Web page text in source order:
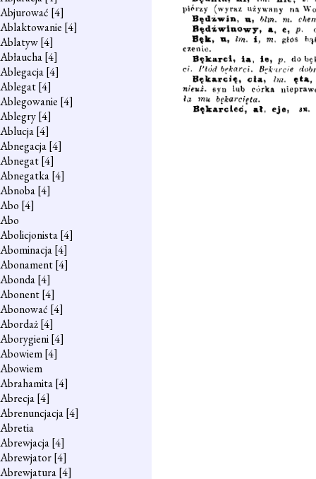
Abjurować [4]
Ablaktowanie [4]
Ablatyw[4]
Abłaucha[4]
Ablegacja[4]
Ablegat[4]
Ablegowanie [4]
Ablegry[4]
Ablucja[4]
Abnegacja[4]
Abnegat[4]
Abnegatka[4]
Abnoba[4]
Abo [4]
Abo
Abolicjonista[4]
Abominacja[4]
Abonament[4]
Abonda[4]
Abonent[4]
Abonować [4]
Abordaż[4]
Aborygieni[4]
Abowiem[4]
Abowiem
Abrahamita[4]
Abrecja[4]
Abrenuncjacja[4]
Abretia
Abrewjacja[4]
Abrewjator[4]
Abrewjatura[4]